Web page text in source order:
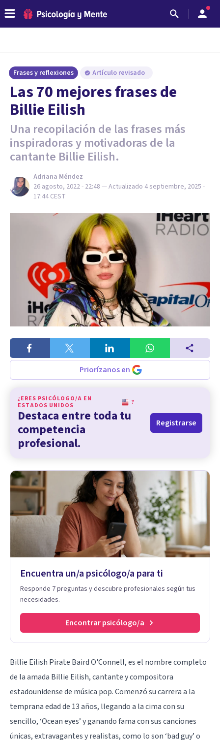
Frases y reflexiones Artículo revisado
Las 70 mejores frases de
Billie Eilish
Una recopilación de las frases más
inspiradoras y motivadoras de la
cantante Billie Eilish.
Adriana Méndez
26 agosto, 2022 - 22:48 — Actualizado 4 septiembre, 2025 -
17:44 CEST
Priorízanos en
¿ERES PSICÓLOGO/A EN
ESTADOS UNIDOS
?
Destaca entre toda tu
competencia
profesional.
Registrarse
Encuentra un/a psicólogo/a para ti
Responde 7 preguntas y descubre profesionales según tus
necesidades.
Encontrar psicólogo/a
Billie Eilish Pirate Baird O'Connell, es el nombre completo
de la amada Billie Eilish, cantante y compositora
estadounidense de música pop. Comenzó su carrera a la
temprana edad de 13 años, llegando a la cima con su
sencillo, ‘Ocean eyes’ y ganando fama con sus canciones
únicas, extravagantes y realistas, como lo son ‘bad guy’ o